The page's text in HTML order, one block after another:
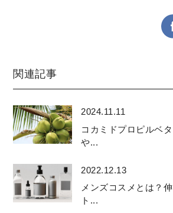
関連記事
2024.11.11
コカミドプロピルベ
や...
2022.12.13
メンズコスメとは？
ト...